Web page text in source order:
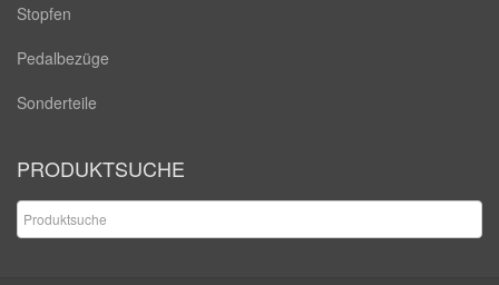
Stopfen
Pedalbezüge
Sonderteile
PRODUKTSUCHE